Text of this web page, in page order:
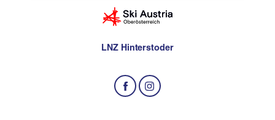
LNZ Hinterstoder